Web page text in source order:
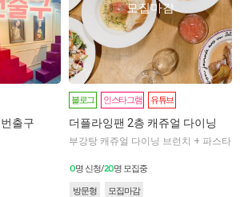
출구
모집마감
블로그 인스타그램 유튜브
더플라잉팬 2층 캐쥬얼 다이닝
부강탕 캐쥬얼 다이닝 브런치 + 파스타
0명 신청/20명 모집중
방문형 모집마감